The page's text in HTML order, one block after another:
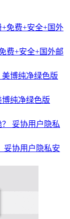
费+安全+国外邮
博纯净绿色版
妥协用户隐私安